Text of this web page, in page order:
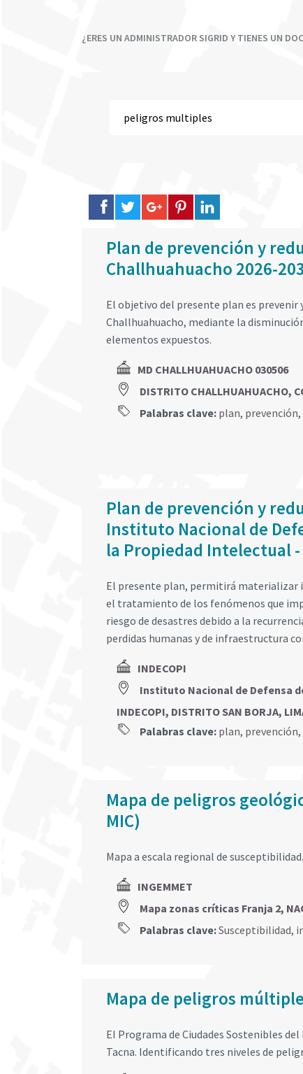
¿ERES UN ADMINISTRADOR SIGRID Y TIENES UN
Plan de prevención y
Challhuahuacho 2026-
El objetivo del presente plan es
Challhuahuacho, mediante la
elementos expuestos.
MD CHALLHUAHUACHO 030506
DISTRITO CHALLHUAHUACHO,
Palabras clave: plan, prevención,
Plan de prevención y
Instituto Nacional de
la Propiedad Intelectual -
El presente plan, permitirá materializar
el tratamiento de los fenómenos que
riesgo de desastres debido a la
perdidas humanas y de infraestructura
INDECOPI
Instituto Nacional de Defensa
INDECOPI, DISTRITO SAN BORJA,
Palabras clave: plan, prevención,
Mapa de peligros
MIC)
Mapa a escala regional de susceptibilidad.
INGEMMET
Mapa zonas críticas Franja 2,
Palabras clave:Susceptibilidad,
Mapa de peligros
EI Programa de Ciudades Sostenibles
Tacna. Identificando tres niveles de